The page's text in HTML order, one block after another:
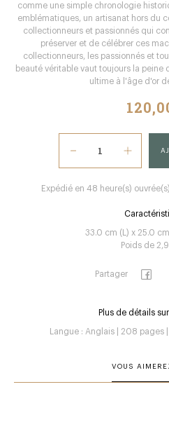
comme une simple chronologie
emblématiques, un artisanat hors du
collectionneurs et passionnés qui
préserver et de célébrer ces
collectionneurs, les passionnés et
beauté véritable vaut toujours la
ultime à l'âge d'or
Expédié en 48 heure(s)
33.0 cm (L) x 25.0
Poids de
Partager
Plus de détails
Langue : Anglais | 208 pages
VOUS